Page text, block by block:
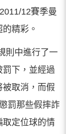
12賽季曼
精彩。
則中進行了一
下，並經過
取消，而假
罰那些假摔詐
取定位球的情